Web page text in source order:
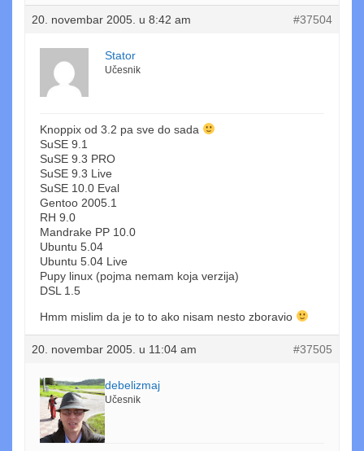
20. novembar 2005. u 8:42 am #37504
Stator
Učesnik
Knoppix od 3.2 pa sve do sada
SuSE 9.1
SuSE 9.3 PRO
SuSE 9.3 Live
SuSE 10.0 Eval
Gentoo 2005.1
RH 9.0
Mandrake PP 10.0
Ubuntu 5.04
Ubuntu 5.04 Live
Pupy linux (pojma nemam koja verzija)
DSL 1.5
Hmm mislim da je to to ako nisam nesto zboravio
20. novembar 2005. u 11:04 am #37505
debelizmaj
Učesnik